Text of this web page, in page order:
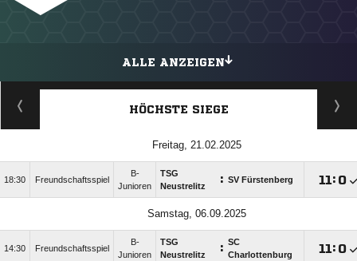
ALLE ANZEIGEN
HÖCHSTE SIEGE
Freitag, 21.02.2025
18:30 Freundschaftsspiel
B-
Junioren
TSG
Neustrelitz
: SV Fürstenberg : 
Samstag, 06.09.2025
14:30 Freundschaftsspiel
B-
Junioren
TSG
Neustrelitz
: SC
Charlottenburg
: 